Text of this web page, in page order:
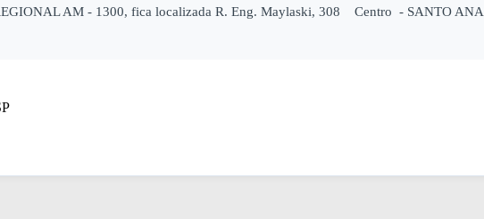
AM - 1300, fica localizada R. Eng. Maylaski, 308 Centro - SANTO